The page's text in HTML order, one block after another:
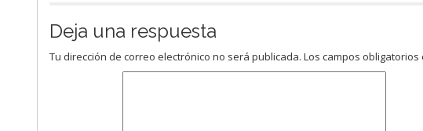
Deja una respuesta
Tu dirección de correo electrónico no será publicada. Los campos